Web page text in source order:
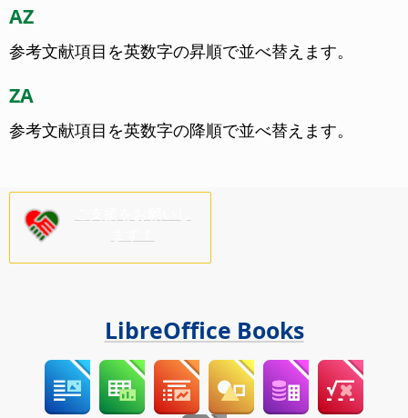
AZ
参考文献項目を英数字の昇順で並べ替えます。
ZA
参考文献項目を英数字の降順で並べ替えます。
LibreOffice Books